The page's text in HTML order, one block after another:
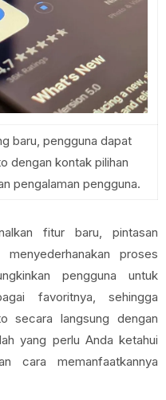
baru, pengguna dapat
dengan kontak pilihan
pengalaman pengguna.
fitur baru, pintasan
proses
pengguna untuk
favoritnya, sehingga
secara langsung dengan
yang perlu Anda ketahui
cara memanfaatkannya